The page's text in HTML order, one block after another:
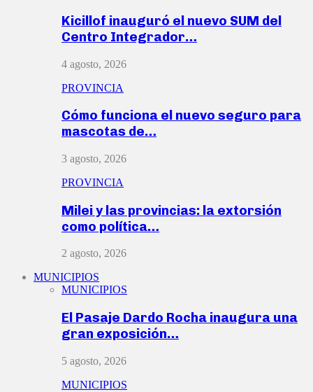
Kicillof inauguró el nuevo SUM del
Centro Integrador…
4 agosto, 2026
PROVINCIA
Cómo funciona el nuevo seguro para
mascotas de…
3 agosto, 2026
PROVINCIA
Milei y las provincias: la extorsión
como política…
2 agosto, 2026
MUNICIPIOS
MUNICIPIOS
El Pasaje Dardo Rocha inaugura una
gran exposición…
5 agosto, 2026
MUNICIPIOS